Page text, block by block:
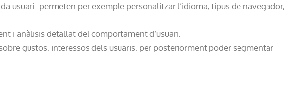
usuari- permeten per exemple personalitzar l’idioma, tipus de navegador,
i anàlisis detallat del comportament d’usuari.
gustos, interessos dels usuaris, per posteriorment poder segmentar